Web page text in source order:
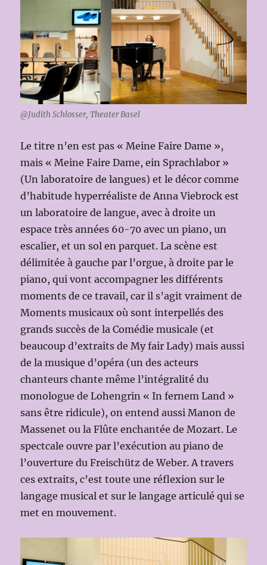
@Judith Schlosser, Theater Basel
Le titre n’en est pas « Meine Faire Dame »,
mais « Meine Faire Dame, ein Sprachlabor »
(Un laboratoire de langues) et le décor comme
d’habitude hyperréaliste de Anna Viebrock est
un laboratoire de langue, avec à droite un
espace très années 60-70 avec un piano, un
escalier, et un sol en parquet. La scène est
délimitée à gauche par l’orgue, à droite par le
piano, qui vont accompagner les différents
moments de ce travail, car il s’agit vraiment de
Moments musicaux où sont interpellés des
grands succès de la Comédie musicale (et
beaucoup d’extraits de My fair Lady) mais aussi
de la musique d’opéra (un des acteurs
chanteurs chante même l’intégralité du
monologue de Lohengrin « In fernem Land »
sans être ridicule), on entend aussi Manon de
Massenet ou la Flûte enchantée de Mozart. Le
spectcale ouvre par l’exécution au piano de
l’ouverture du Freischütz de Weber. A travers
ces extraits, c’est toute une réflexion sur le
langage musical et sur le langage articulé qui se
met en mouvement.